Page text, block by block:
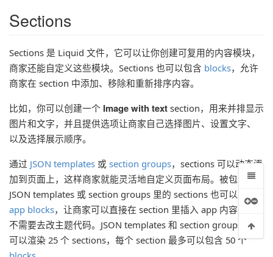
Sections
Sections 是 Liquid 文件，它可以让你创建可复用的内容模块，
商家还能自定义这些模块。Sections 也可以包含 blocks，允许
商家在 section 中添加、移除和重新排序内容。
比如，你可以创建一个 Image with text section，用来并排显示
图片和文字，并且提供选项让商家自己选择图片、设置文字、
以及选择展示顺序。
通过 JSON templates 或 section groups，sections 可以动态添
加到页面上，这样商家就能灵活地自定义页面布局。被包含在
JSON templates 或 section groups 里的 sections 也可以支持
app blocks，让商家可以直接在 section 里插入 app 内容，而
不需要去改主题代码。JSON templates 和 section groups 最多
可以渲染 25 个 sections，每个 section 最多可以包含 50 个